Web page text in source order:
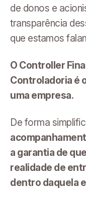
de donos e
transparência
que estamos
O Controller
Controladoria é
uma empresa.
De forma
a garantia de
realidade de
dentro daquela